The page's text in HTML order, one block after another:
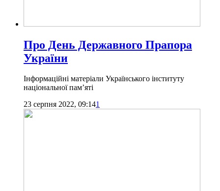
Про День Державного Прапора
України
Інформаційні матеріали Українського інституту
національної пам’яті
23 серпня 2022, 09:141